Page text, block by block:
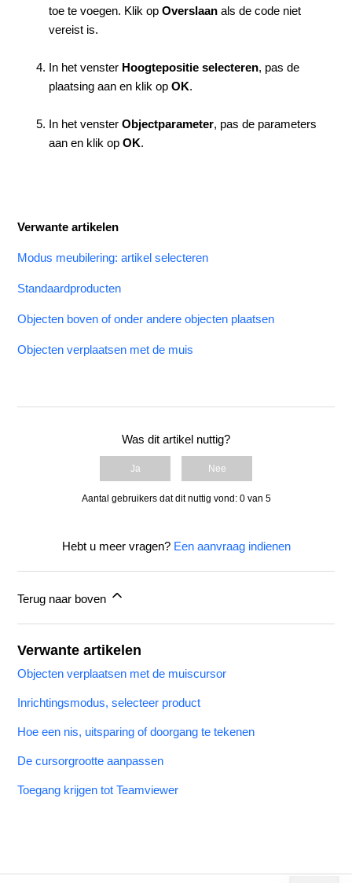
toe te voegen. Klik opOverslaan als de code niet
vereist is.
In het venster Hoogtepositie selecteren, pas de
plaatsing aan en klik opOK.
In het vensterObjectparameter, pas de parameters
aan en klik opOK.
Verwante artikelen
Modus meubilering: artikel selecteren
Standaardproducten
Objecten boven of onder andere objecten plaatsen
Objecten verplaatsen met de muis
Was dit artikel nuttig?
Ja Nee
Aantal gebruikers dat dit nuttig vond: 0 van 5
Hebt u meer vragen? Een aanvraag indienen
Terug naar boven
Verwante artikelen
Objecten verplaatsen met de muiscursor
Inrichtingsmodus, selecteer product
Hoe een nis, uitsparing of doorgang te tekenen
De cursorgrootte aanpassen
Toegang krijgen tot Teamviewer